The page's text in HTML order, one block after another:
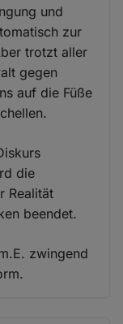
und
zur
trotzt aller
gegen
auf die Füße
die
Realität
beendet.
zwingend